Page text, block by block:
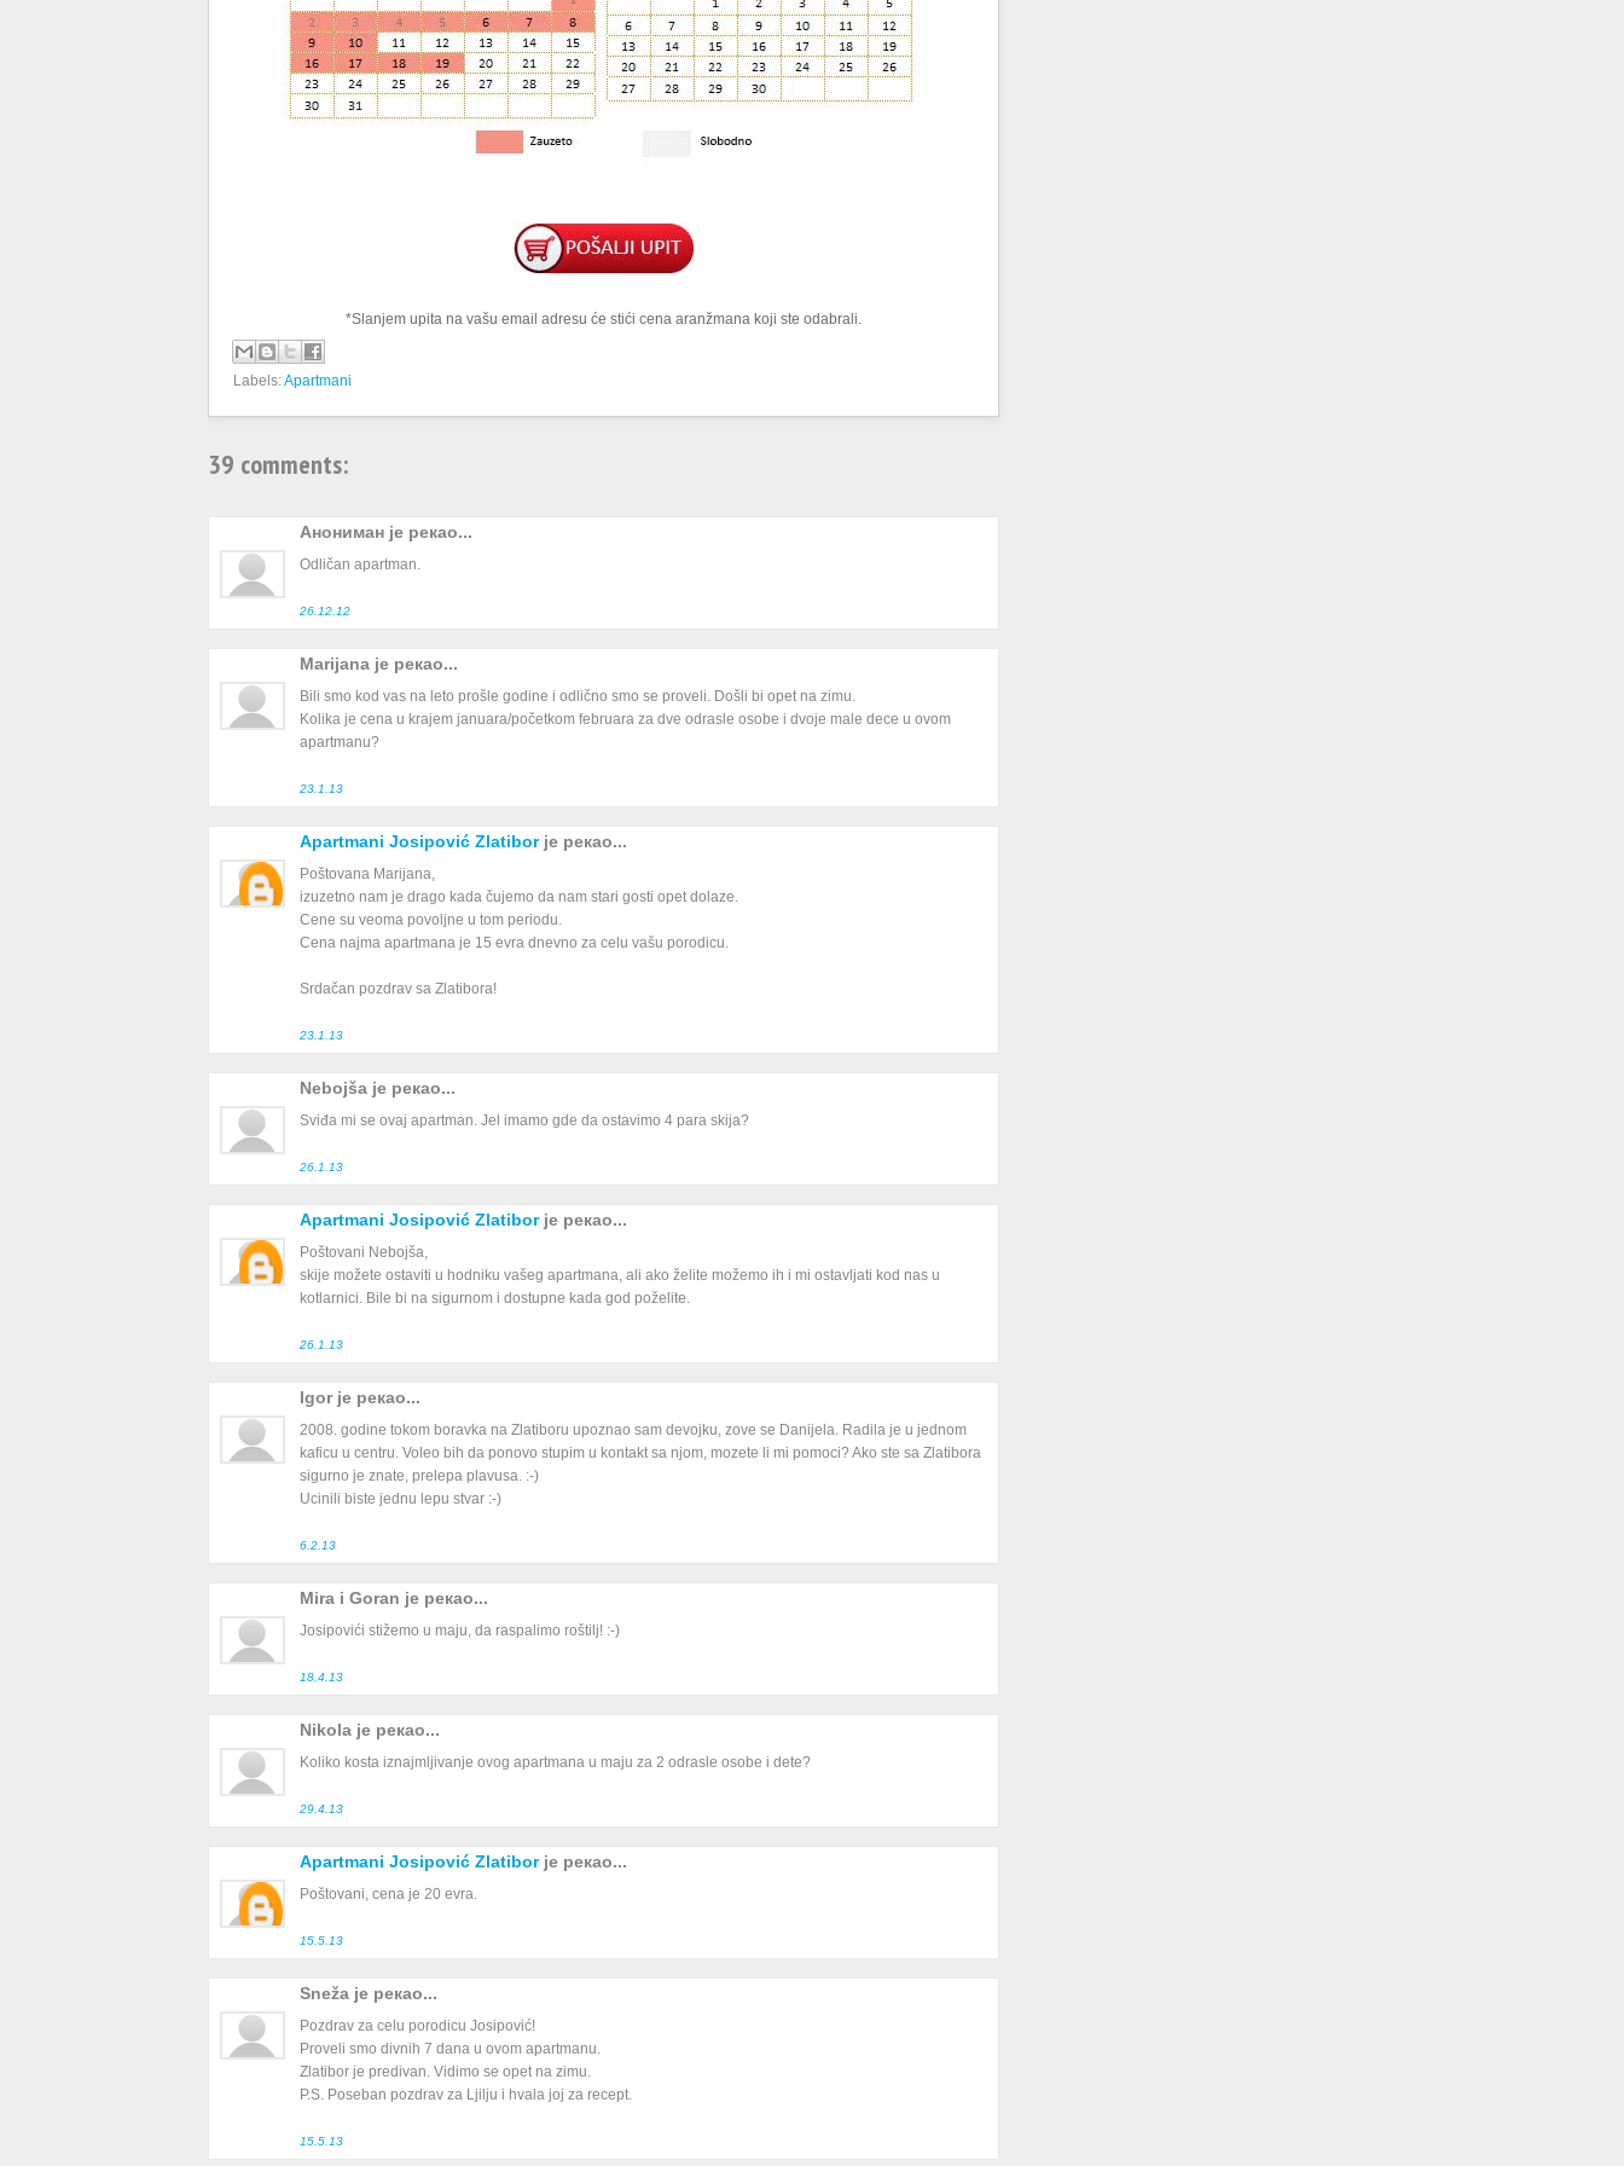
*Slanjem upita na vašu email adresu će stići cena aranžmana koji ste odabrali.
Labels:Apartmani
39 comments:
Анониман је рекао...
Odličan apartman.
26.12.12
Marijana је рекао...
Bili smo kod vas na leto prošle godine i odlično smo se proveli. Došli bi opet na zimu.
Kolika je cena u krajem januara/početkom februara za dve odrasle osobe i dvoje male dece u ovom
apartmanu?
23.1.13
Apartmani Josipović Zlatiborје рекао...
Poštovana Marijana,
izuzetno nam je drago kada čujemo da nam stari gosti opet dolaze.
Cene su veoma povoljne u tom periodu.
Cena najma apartmana je 15 evra dnevno za celu vašu porodicu.
Srdačan pozdrav sa Zlatibora!
23.1.13
Nebojša је рекао...
Sviđa mi se ovaj apartman. Jel imamo gde da ostavimo 4 para skija?
26.1.13
Apartmani Josipović Zlatiborје рекао...
Poštovani Nebojša,
skije možete ostaviti u hodniku vašeg apartmana, ali ako želite možemo ih i mi ostavljati kod nas u
kotlarnici. Bile bi na sigurnom i dostupne kada god poželite.
26.1.13
Igor је рекао...
2008. godine tokom boravka na Zlatiboru upoznao sam devojku, zove se Danijela. Radila je u jednom
kaficu u centru. Voleo bih da ponovo stupim u kontakt sa njom, mozete li mi pomoci? Ako ste sa Zlatibora
sigurno je znate, prelepa plavusa. :-)
Ucinili biste jednu lepu stvar :-)
6.2.13
Mira i Goran је рекао...
Josipovići stižemo u maju, da raspalimo roštilj! :-)
18.4.13
Nikola је рекао...
Koliko kosta iznajmljivanje ovog apartmana u maju za 2 odrasle osobe i dete?
29.4.13
Apartmani Josipović Zlatiborје рекао...
Poštovani, cena je 20 evra.
15.5.13
Sneža је рекао...
Pozdrav za celu porodicu Josipović!
Proveli smo divnih 7 dana u ovom apartmanu.
Zlatibor je predivan. Vidimo se opet na zimu.
P.S. Poseban pozdrav za Ljilju i hvala joj za recept.
15.5.13